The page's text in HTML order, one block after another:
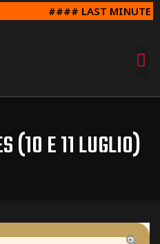
#### LAST MINUTE
(10 E 11 LUGLIO)